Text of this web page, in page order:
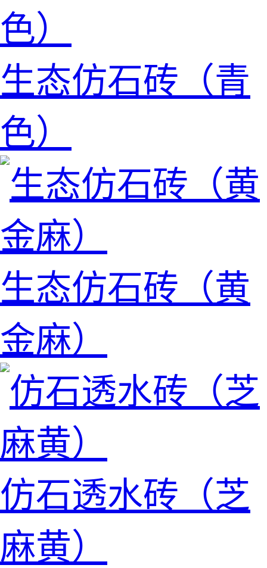
生态仿石砖（青
色）
生态仿石砖（黄
金麻）
仿石透水砖（芝
麻黄）